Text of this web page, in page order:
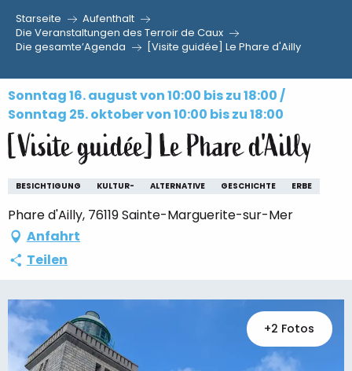
Aller
principal
Starseite
Aufenthalt
Die Veranstaltungen des Terroir de Caux
Die gesamte’Agenda
[Visite guidée] Le Phare d'Ailly
Sonntag 16. august von 10:00 bis zu 18:00 /
Sonntag 25. oktober von 10:00 bis zu 18:00
[Visite guidée] Le Phare d'Ailly
BESICHTIGUNG KULTUR- ALTERNATIVE GESCHICHTE ERBE
Phare d'Ailly, 76119 Sainte-Marguerite-sur-Mer
Anfahrt
Teilen
+2 Fotos